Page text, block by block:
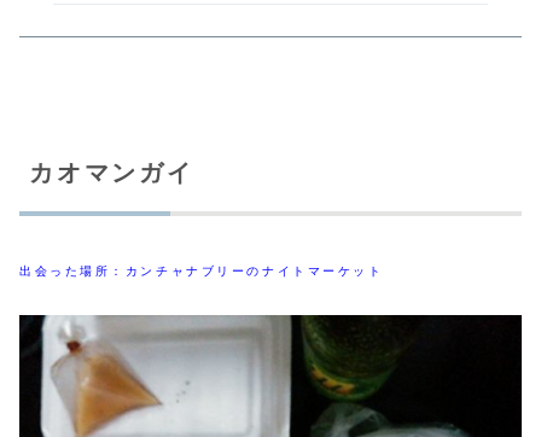
カオマンガイ
出会った場所：カンチャナブリーのナイトマーケット